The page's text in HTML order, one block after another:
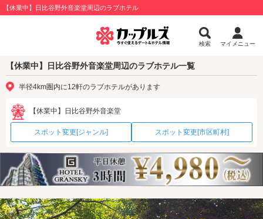
【休業中】日比谷野外音楽堂周辺のラブホテル
検索 マイメニュー
【休業中】日比谷野外音楽堂周辺のラブホテル一覧
半径4km圏内に12軒のラブホテルがあります
【休業中】日比谷野外音楽堂
スポット変更[ジャンル] スポット変更[市区町村]